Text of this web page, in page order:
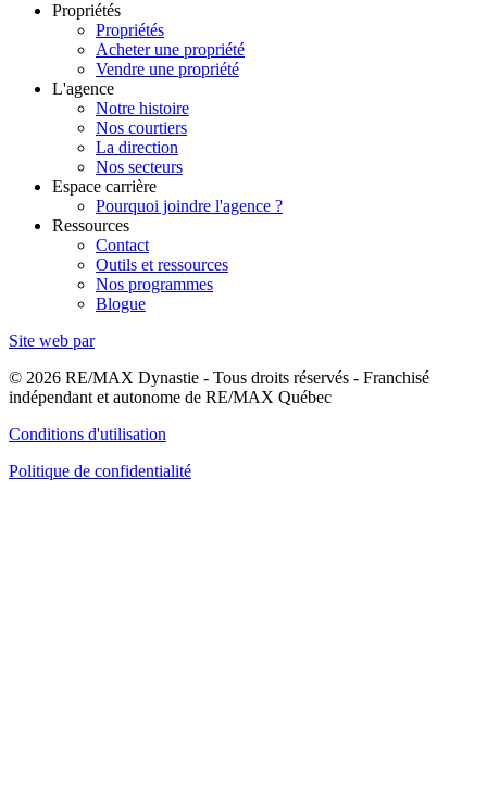
Propriétés
Propriétés
Acheter une propriété
Vendre une propriété
L'agence
Notre histoire
Nos courtiers
La direction
Nos secteurs
Espace carrière
Pourquoi joindre l'agence ?
Ressources
Contact
Outils et ressources
Nos programmes
Blogue
Site web par
© 2026 RE/MAX Dynastie - Tous droits réservés - Franchisé
indépendant et autonome de RE/MAX Québec
Conditions d'utilisation
Politique de confidentialité